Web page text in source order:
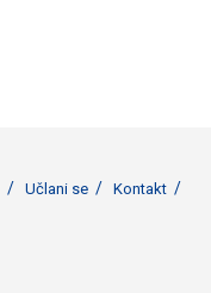
Učlani se
Kontakt